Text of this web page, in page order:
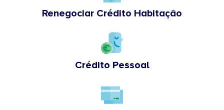
Renegociar Crédito Habitação
Crédito Pessoal